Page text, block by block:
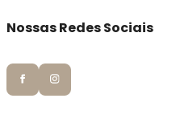
Nossas Redes Sociais